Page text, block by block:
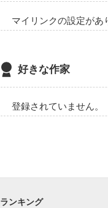
マイリンクの設定があ
好きな作家
登録されていません。
ランキング